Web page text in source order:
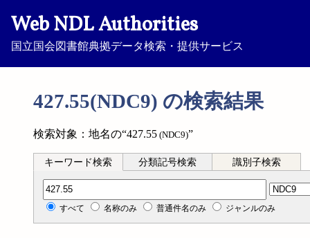
Web NDL Authorities
国立国会図書館典拠データ検索・提供サービス
427.55(NDC9) の検索結果
検索対象：地名の“427.55 (NDC9)”
キーワード検索 分類記号検索 識別子検索
分類記号検索
すべて 名称のみ 普通件名のみ ジャンルのみ